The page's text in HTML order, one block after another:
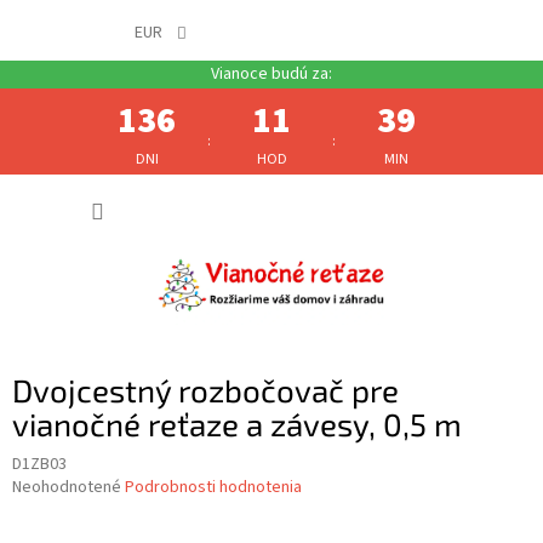
136
DNI
: 11
HOD
: 39
MIN
EUR
Dvojcestný rozbočovač pre
vianočné reťaze a závesy, 0,5 m
D1ZB03
Priemerné
Neohodnotené Podrobnosti hodnotenia